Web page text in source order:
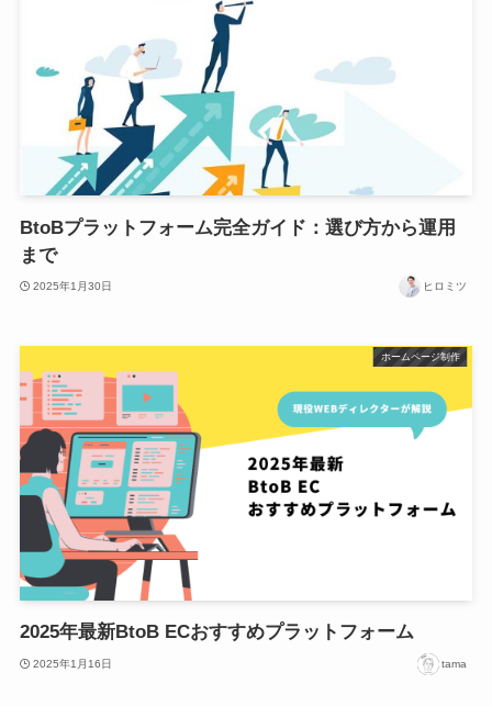
BtoBプラットフォーム完全ガイド：選び方から運用
まで
2025年1月30日 ヒロミツ
ホームページ制作
2025年最新BtoB ECおすすめプラットフォーム
2025年1月16日 tama